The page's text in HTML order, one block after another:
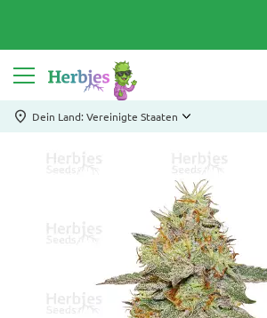
Dein Land: Vereinigte Staaten